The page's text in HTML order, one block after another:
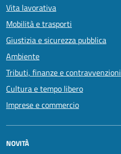
Vita lavorativa
Mobilità e trasporti
Giustizia e sicurezza pubblica
Ambiente
Tributi, finanze e contravvenzioni
Cultura e tempo libero
Imprese e commercio
NOVITÀ